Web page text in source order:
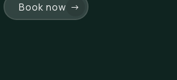
Book now →